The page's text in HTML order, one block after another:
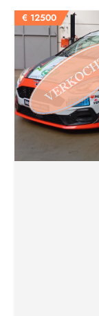
€ 12500